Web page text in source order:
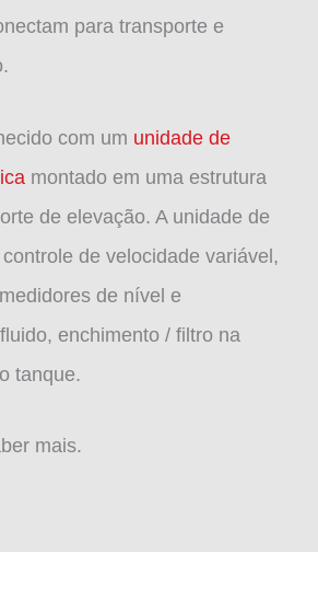
para transporte e
com um unidade de
montado em uma estrutura
de elevação. A unidade de
de velocidade variável,
de nível e
enchimento / filtro na
tanque.
mais.